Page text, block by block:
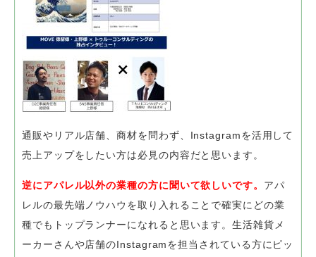
通販やリアル店舗、商材を問わず、 Instagramを活用して
売上アップをしたい方は必見の内容だと思います。
逆にアパレル以外の業種の方に聞いて欲しいです。 アパ
レルの最先端ノウハウを取り入れることで確実にどの業
種でもトップランナーになれると思います。生活雑貨メ
ーカーさんや店舗のInstagramを担当されている方にピッ